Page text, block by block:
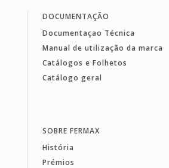
DOCUMENTAÇÃO
Documentaçao Técnica
Manual de utilização da marca
Catálogos e Folhetos
Catálogo geral
SOBRE FERMAX
História
Prémios